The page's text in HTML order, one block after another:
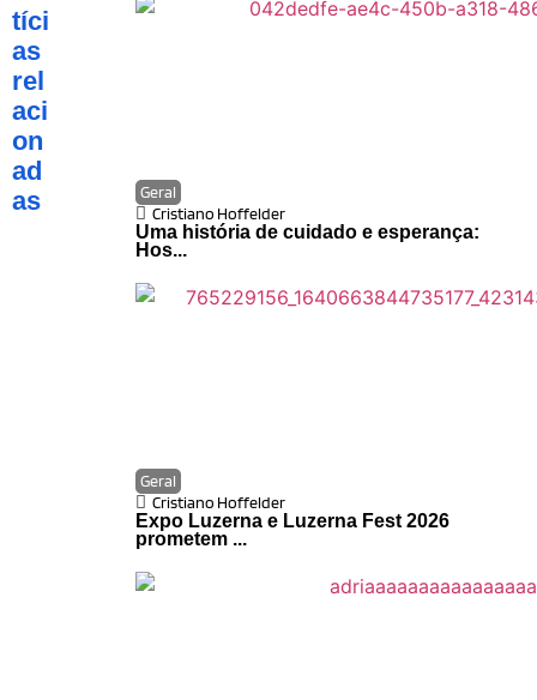
tíci
as
rel
aci
on
ad
as
Geral
Cristiano Hoffelder
Uma história de cuidado e esperança:
Hos...
Geral
Cristiano Hoffelder
Expo Luzerna e Luzerna Fest 2026
prometem ...